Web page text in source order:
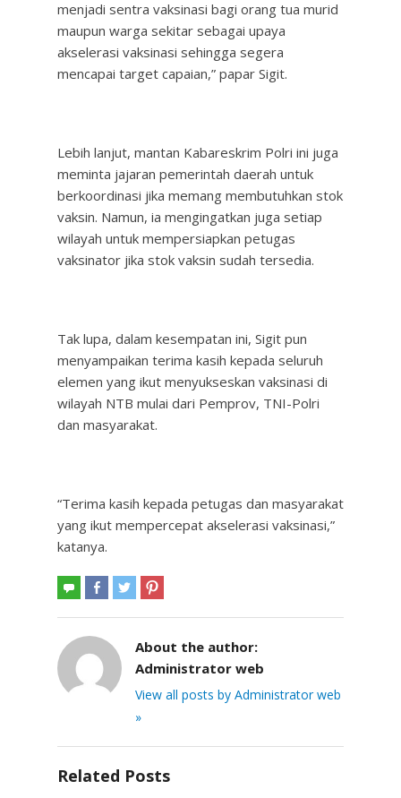
menjadi sentra vaksinasi bagi orang tua murid
maupun warga sekitar sebagai upaya
akselerasi vaksinasi sehingga segera
mencapai target capaian,” papar Sigit.
Lebih lanjut, mantan Kabareskrim Polri ini juga
meminta jajaran pemerintah daerah untuk
berkoordinasi jika memang membutuhkan stok
vaksin. Namun, ia mengingatkan juga setiap
wilayah untuk mempersiapkan petugas
vaksinator jika stok vaksin sudah tersedia.
Tak lupa, dalam kesempatan ini, Sigit pun
menyampaikan terima kasih kepada seluruh
elemen yang ikut menyukseskan vaksinasi di
wilayah NTB mulai dari Pemprov, TNI-Polri
dan masyarakat.
“Terima kasih kepada petugas dan masyarakat
yang ikut mempercepat akselerasi vaksinasi,”
katanya.
About the author:
Administrator web
View all posts by Administrator web
»
Related Posts